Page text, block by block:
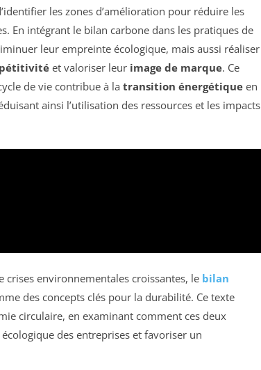
les zones d’amélioration pour réduire les
En intégrant le bilan carbone dans les pratiques de
leur empreinte écologique, mais aussi réaliser
et valoriser leur image de marque. Ce
de vie contribue à la transition énergétique en
ainsi l’utilisation des ressources et les impacts
environnementales croissantes, le bilan
des concepts clés pour la durabilité. Ce texte
circulaire, en examinant comment ces deux
des entreprises et favoriser un